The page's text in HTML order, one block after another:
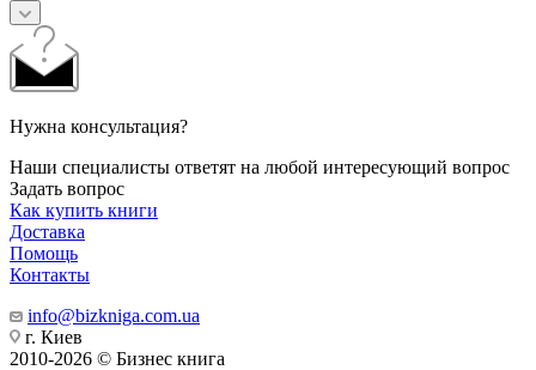
Нужна консультация?
Наши специалисты ответят на любой интересующий вопрос
Задать вопрос
Как купить книги
Доставка
Помощь
Контакты
info@bizkniga.com.ua
г. Киев
2010-2026 © Бизнес книга